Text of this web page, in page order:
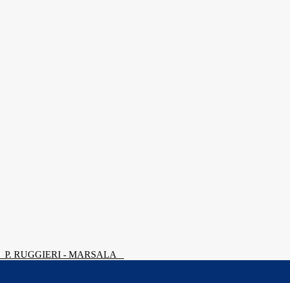
P. RUGGIERI - MARSALA